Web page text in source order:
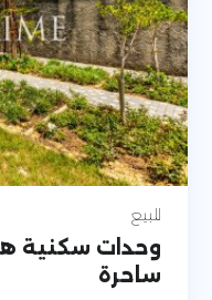
للبيع
وحدات سكنية
ساحرة